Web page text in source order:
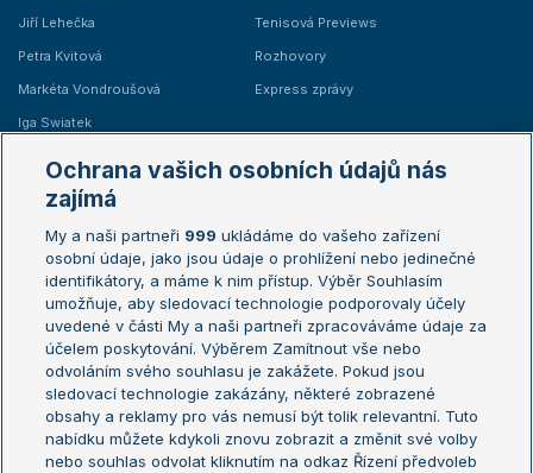
Jiří Lehečka
Petra Kvitová
Markéta Vondroušová
Iga Swiatek
Tenisová Previews
Rozhovory
Express zprávy
Žebříčky
Žebříček ATP (muži)
Žebříček WTA (ženy)
Sázkařský žebříček
Australian Open
French Open
Wimbledon
US Open
Turnaj mistrů
Turnaj mistryň
Aktualní trendy
Ochrana vašich osobních údajů nás
zajímá
My a naši partneři 999 ukládáme do vašeho zařízení
osobní údaje, jako jsou údaje o prohlížení nebo jedinečné
identifikátory, a máme k nim přístup. Výběr Souhlasím
umožňuje, aby sledovací technologie podporovaly účely
uvedené v části My a naši partneři zpracováváme údaje za
účelem poskytování. Výběrem Zamítnout vše nebo
odvoláním svého souhlasu je zakážete. Pokud jsou
sledovací technologie zakázány, některé zobrazené
obsahy a reklamy pro vás nemusí být tolik relevantní. Tuto
nabídku můžete kdykoli znovu zobrazit a změnit své volby
nebo souhlas odvolat kliknutím na odkaz Řízení předvoleb